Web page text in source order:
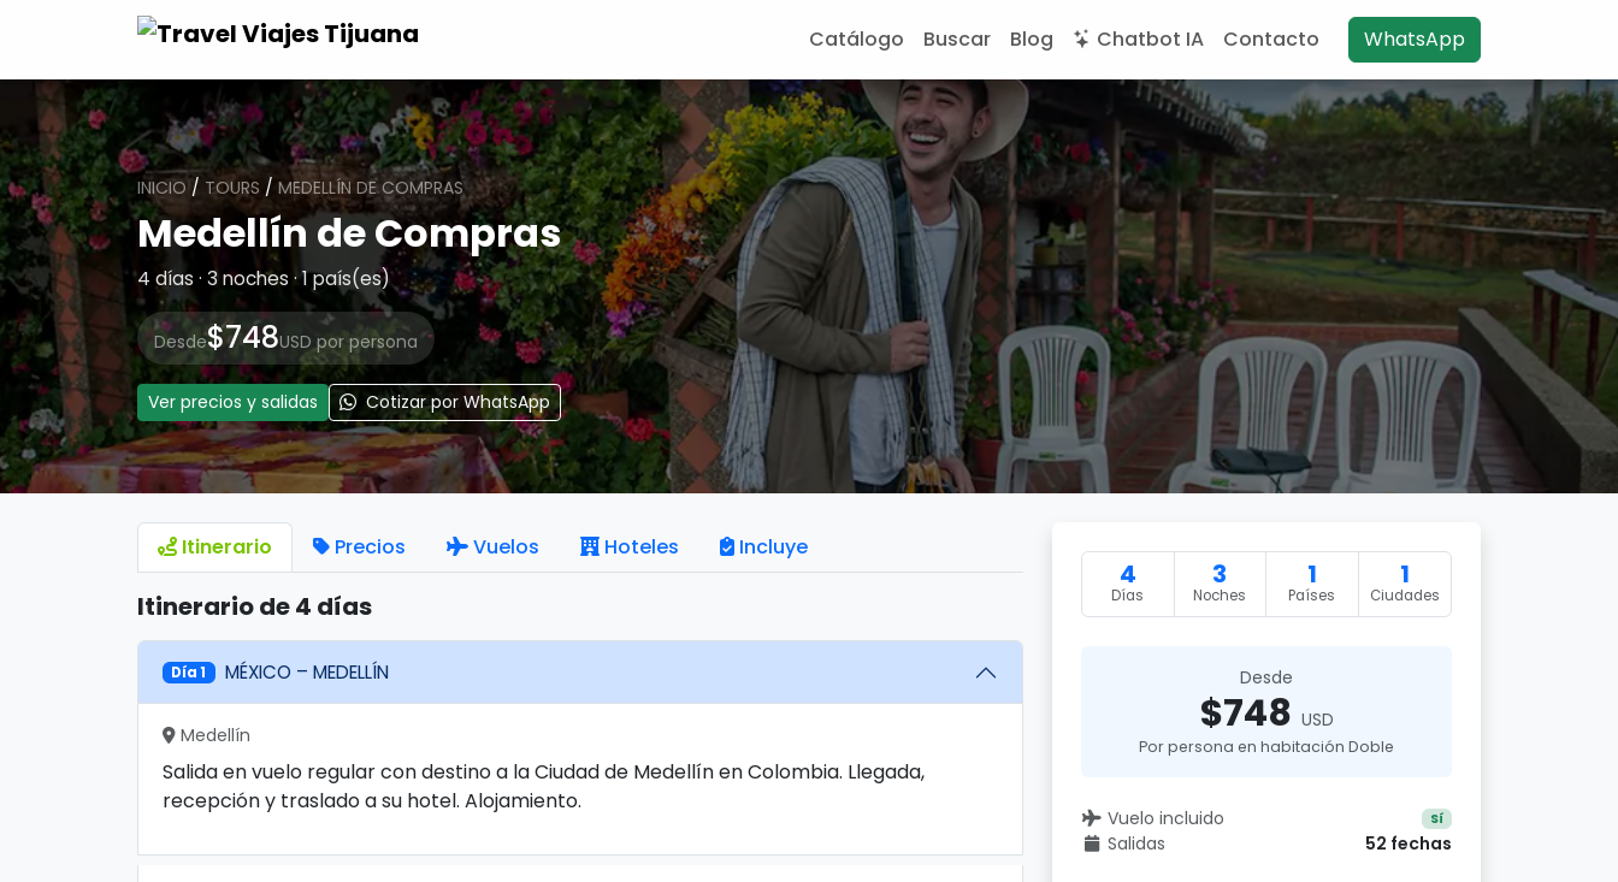
Catálogo Buscar Blog Chatbot IA Contacto WhatsApp
INICIO / TOURS / MEDELLÍN DE COMPRAS
Medellín de Compras
4 días · 3 noches · 1 país(es)
Desde$748USD por persona
Ver precios y salidas Cotizar por WhatsApp
Itinerario Precios Vuelos Hoteles Incluye
Itinerario de 4 días
Día 1 MÉXICO – MEDELLÍN
Medellín
Salida en vuelo regular con destino a la Ciudad de Medellín en Colombia. Llegada,
recepción y traslado a su hotel. Alojamiento.
4
Días
3
Noches
1
Países
1
Ciudades
Desde
$748 USD
Por persona en habitación Doble
Vuelo incluido Sí
Salidas 52 fechas